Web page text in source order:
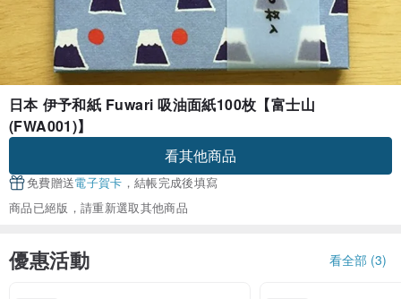
日本 伊予和紙 Fuwari 吸油面紙100枚【富士山
(FWA001)】
看其他商品
免費贈送電子賀卡 ，結帳完成後填寫
商品已絕版，請重新選取其他商品
優惠活動 看全部 (3)